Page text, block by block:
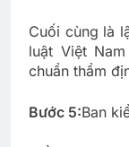
Cuối cùng là
luật Việt
chuẩn thẩm
Bước 5:Ban